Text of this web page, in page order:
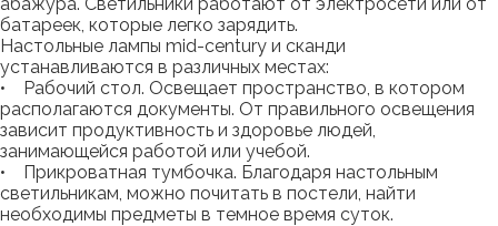
батареек, которые легко зарядить.
Настольные лампы mid-century и сканди
устанавливаются в различных местах:
• Рабочий стол. Освещает пространство, в котором
располагаются документы. От правильного освещения
зависит продуктивность и здоровье людей,
занимающейся работой или учебой.
• Прикроватная тумбочка. Благодаря настольным
светильникам, можно почитать в постели, найти
необходимы предметы в темное время суток.